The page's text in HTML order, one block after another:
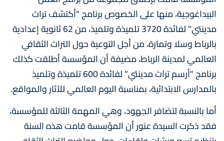
البيداغوجية، منها على الخصوص برنامج "أكتشف تراث
مدينتي" لفائدة 3720 تلميذة وتلميذ، من 62 ثانوية إعدادية
بالرباط وسلا وتمارة، من أجل التوعية حول التراث الثقافي
العالمي لمدينة الرباط، مضيفة أن المؤسسة أطلقت كذلك
برنامج "أرسم تراث مدينتي" لفائدة 600 تلميذة وتلميذ
بالمدارس الابتدائية، بمناسبة اليوم العالمي للآثار والمواقع.
أما بالنسبة لتضافر الجهود، وهي المهمة الثالثة للمؤسسة،
فقد ذكرت السيدة عنور أن المؤسسة قامت هذه السنة